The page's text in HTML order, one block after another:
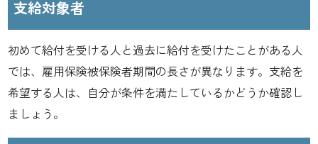
支給対象者
初めて給付を受ける人と過去に給付を受けたことがある人
では、雇用保険被保険者期間の長さが異なります。支給を
希望する人は、自分が条件を満たしているかどうか確認し
ましょう。